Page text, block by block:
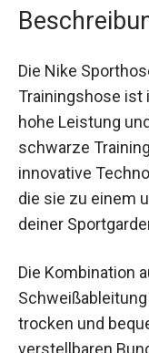
Die Nike
Trainingshose ist
auf hohe
schwarze
innovative
die sie zu einem
deiner
Die Kombination
trocken und